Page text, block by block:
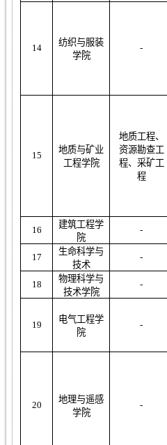
14
纺织与服装
学院
-
15
地质与矿业
工程学院
地质工程、
资源勘查工
程、采矿工
程
16
建筑工程学
院
-
17
生命科学与
技术
-
18
物理科学与
技术学院
-
19
电气工程学
院
-
20
地理与遥感
学院
-